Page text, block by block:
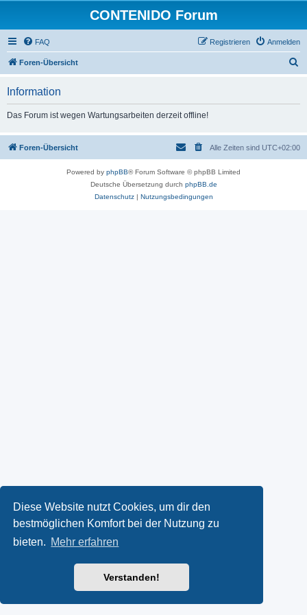
Diese Website nutzt Cookies, um dir den
bestmöglichen Komfort bei der Nutzung zu
bieten. Mehr erfahren
Verstanden!
CONTENIDO Forum
FAQ Anmelden
Registrieren
Foren-Übersicht
Information
Das Forum ist wegen Wartungsarbeiten derzeit offline!
Foren-Übersicht Alle Zeiten sind UTC+02:00
Powered by phpBB® Forum Software © phpBB Limited
Deutsche Übersetzung durch phpBB.de
Datenschutz| Nutzungsbedingungen